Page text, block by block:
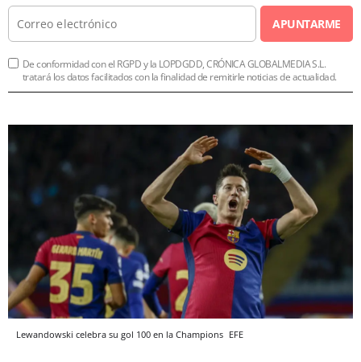
APUNTARME
De conformidad con el RGPD y la LOPDGDD, CRÓNICA GLOBALMEDIA S.L.
tratará los datos facilitados con la finalidad de remitirle noticias de actualidad.
Lewandowski celebra su gol 100 en la Champions EFE